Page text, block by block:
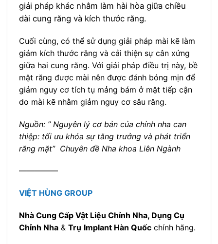
giải pháp khác nhằm làm hài hòa giữa chiều
dài cung răng và kích thước răng.
Cuối cùng, có thể sử dụng giải pháp mài kẽ làm
giảm kích thước răng và cải thiện sự cân xứng
giữa hai cung răng. Với giải pháp điều trị này, bề
mặt răng được mài nên được đánh bóng mịn để
giảm nguy cơ tích tụ mảng bám ở mặt tiếp cận
do mài kẽ nhằm giảm nguy cơ sâu răng.
Nguồn: ” Nguyên lý cơ bản của chỉnh nha can
thiệp: tối ưu khóa sự tăng trưởng và phát triển
răng mặt” Chuyên đề Nha khoa Liên Ngành
—————
VIỆT HÙNG GROUP
Nhà Cung Cấp Vật Liệu Chỉnh Nha, Dụng Cụ
Chỉnh Nha & Trụ Implant Hàn Quốc chính hãng.